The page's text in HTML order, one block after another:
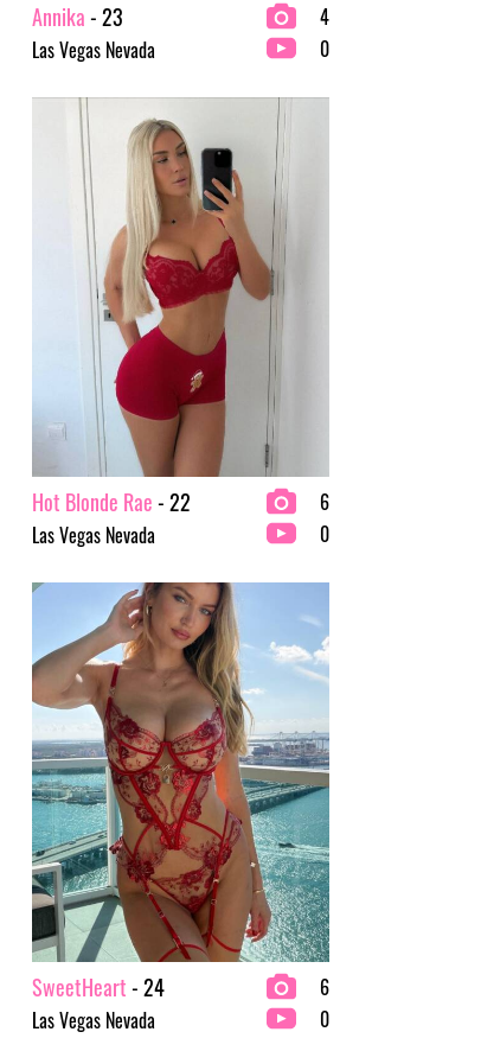
Annika- 23
Las Vegas Nevada
4
0
Hot Blonde Rae- 22
Las Vegas Nevada
6
0
SweetHeart- 24
Las Vegas Nevada
6
0